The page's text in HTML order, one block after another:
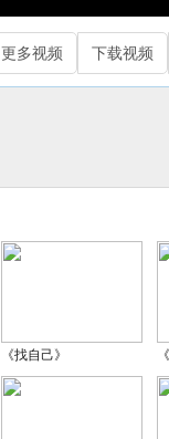
更多视频 下载视频
《找自己》